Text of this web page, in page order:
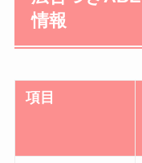
情報
項目